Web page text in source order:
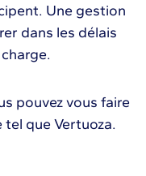
Une gestion
dans les délais
pouvez vous faire
que Vertuoza.